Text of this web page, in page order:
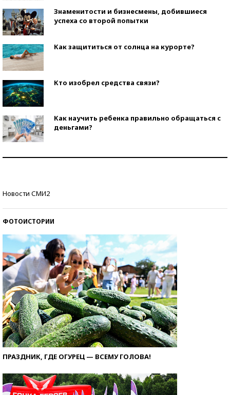
Знаменитости и бизнесмены, добившиеся
успеха со второй попытки
Как защититься от солнца на курорте?
Кто изобрел средства связи?
Как научить ребенка правильно обращаться с
деньгами?
Новости СМИ2
ФОТОИСТОРИИ
ПРАЗДНИК, ГДЕ ОГУРЕЦ — ВСЕМУ ГОЛОВА!